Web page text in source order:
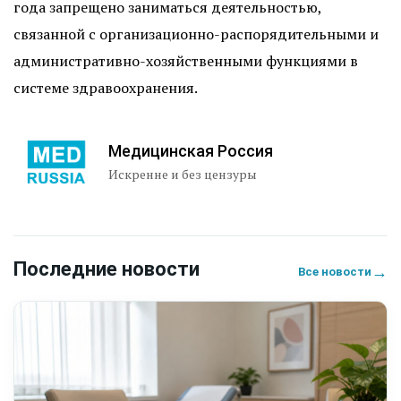
года запрещено заниматься деятельностью,
связанной с организационно-распорядительными и
административно-хозяйственными функциями в
системе здравоохранения.
Медицинская Россия
Искренне и без цензуры
Последние новости Все новости →